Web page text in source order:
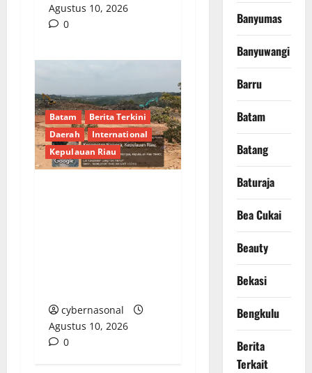
Agustus 10, 2026
0
Batam
Berita Terkini
Daerah
International
Kepulauan Riau
cybernasonal
Agustus 10, 2026
0
Banyumas
Banyuwangi
Barru
Batam
Batang
Baturaja
Bea Cukai
Beauty
Bekasi
Bengkulu
Berita
Terkait